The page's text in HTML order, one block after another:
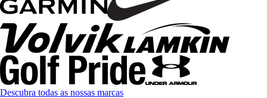
Descubra todas as nossas marcas